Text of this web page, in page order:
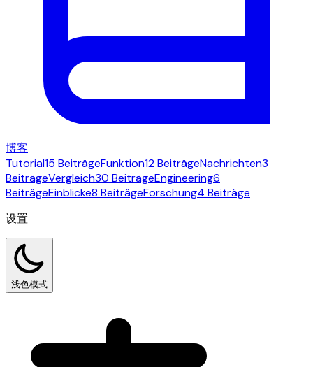
博客
Tutorial15 BeiträgeFunktion12 BeiträgeNachrichten3
BeiträgeVergleich30 BeiträgeEngineering6
BeiträgeEinblicke8 BeiträgeForschung4 Beiträge
设置
浅色模式